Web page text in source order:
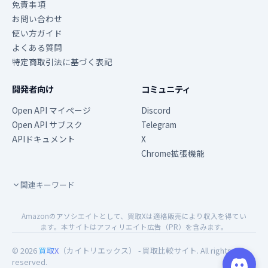
免責事項
お問い合わせ
使い方ガイド
よくある質問
特定商取引法に基づく表記
開発者向け
Open API マイページ
Open API サブスク
APIドキュメント
コミュニティ
Discord
Telegram
X
Chrome拡張機能
関連キーワード
Amazonのアソシエイトとして、買取Xは適格販売により収入を得てい
ます。本サイトはアフィリエイト広告（PR）を含みます。
© 2026 買取X （カイトリエックス） - 買取比較サイト. All rights
reserved.